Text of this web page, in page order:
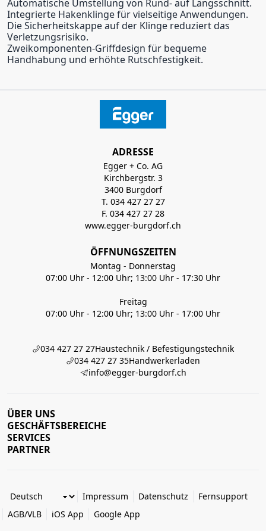
Automatische Umstellung von Rund- auf Längsschnitt.
Integrierte Hakenklinge für vielseitige Anwendungen.
Die Sicherheitskappe auf der Klinge reduziert das
Verletzungsrisiko.
Zweikomponenten-Griffdesign für bequeme
Handhabung und erhöhte Rutschfestigkeit.
ADRESSE
Egger + Co. AG
Kirchbergstr. 3
3400 Burgdorf
T. 034 427 27 27
F. 034 427 27 28
www.egger-burgdorf.ch
ÖFFNUNGSZEITEN
Montag - Donnerstag
07:00 Uhr - 12:00 Uhr; 13:00 Uhr - 17:30 Uhr
Freitag
07:00 Uhr - 12:00 Uhr; 13:00 Uhr - 17:00 Uhr
034 427 27 27Haustechnik / Befestigungstechnik
034 427 27 35Handwerkerladen
info@egger-burgdorf.ch
ÜBER UNS
GESCHÄFTSBEREICHE
SERVICES
PARTNER
Impressum Datenschutz
Fernsupport
AGB/VLB
iOS App Google App